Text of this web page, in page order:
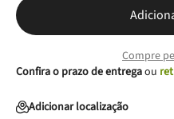
Compre
Confira o prazo de entregaou
Adicionar localização